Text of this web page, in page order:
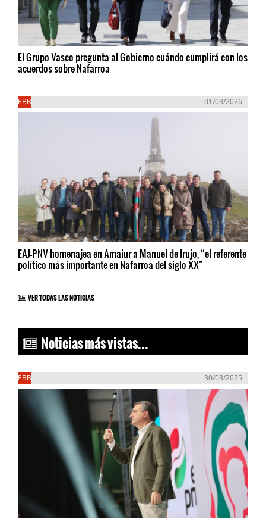
El Grupo Vasco pregunta al Gobierno cuándo cumplirá con los
acuerdos sobre Nafarroa
EBB 01/03/2026
EAJ-PNV homenajea en Amaiur a Manuel de Irujo, “el referente
político más importante en Nafarroa del siglo XX”
VER TODAS LAS NOTICIAS
Noticias más vistas...
EBB 30/03/2025